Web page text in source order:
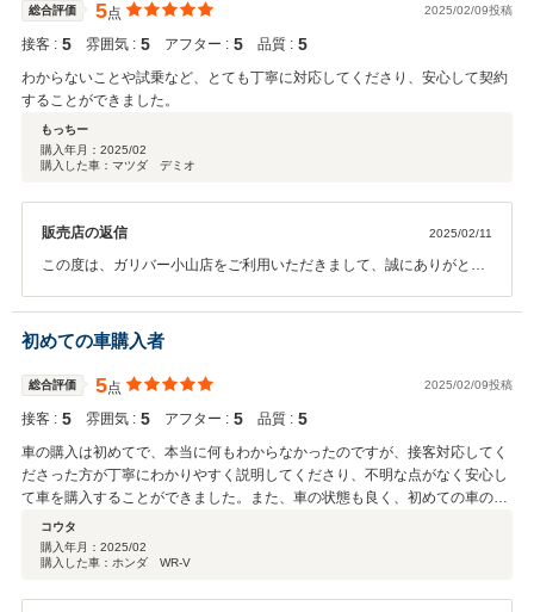
ので、いつでもご来店下さいませ！ 今後とも、よろしくお願いいたし
ます。
総合評価 5点 2025/02/09投稿
接客 : 5 雰囲気 : 5 アフター : 5 品質 : 5
わからないことや試乗など、とても丁寧に対応してくださり、安心して契約
することができました。
もっちー
購入年月： 2025/02
購入した車：マツダ デミオ
販売店の返信 2025/02/11
この度は、ガリバー小山店をご利用いただきまして、誠にありがとう
く感謝申し上げます。 いつでも、安心していただける店舗を目指し、
これからも邁進してまいります。 アフターサービスでも、お待ちして
おりますので、いつでもご来店下さいませ！ 今後とも、よろしくお願
いいたします。
初めての車購入者
総合評価 5点 2025/02/09投稿
接客 : 5 雰囲気 : 5 アフター : 5 品質 : 5
車の購入は初めてで、本当に何もわからなかったのですが、接客対応してく
ださった方が丁寧にわかりやすく説明してくださり、不明な点がなく安心し
て車を購入することができました。また、車の状態も良く、初めての車の購
入ではありますが大変満足しています。
コウタ
購入年月： 2025/02
購入した車：ホンダ WR-V